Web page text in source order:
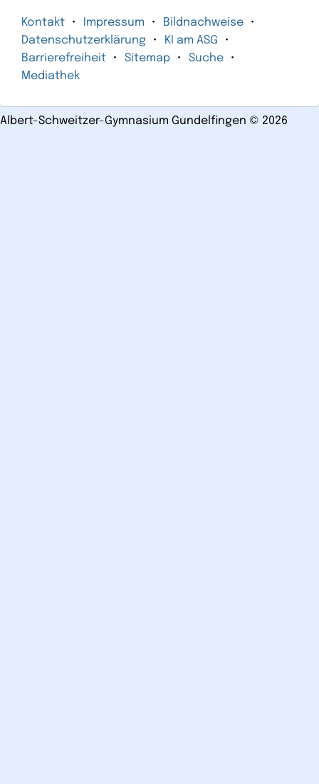
Kontakt Impressum
Bildnachweise
Datenschutzerklärung
KI am ASG
Barrierefreiheit
Sitemap
Suche
Mediathek
Albert-Schweitzer-Gymnasium Gundelfingen © 2026